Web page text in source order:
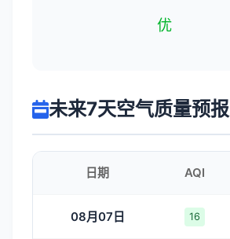
优
未来7天空气质量预报
日期 AQI
08月07日 16